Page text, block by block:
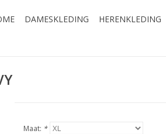
DAMESKLEDING HERENKLEDING
Maat: *